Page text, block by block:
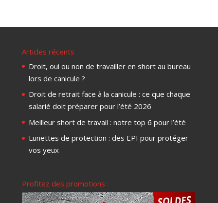
Articles récents
Droit, oui ou non de travailler en short au bureau
lors de canicule ?
Droit de retrait face à la canicule : ce que chaque
salarié doit préparer pour l’été 2026
Meilleur short de travail : notre top 6 pour l’été
Lunettes de protection : des EPI pour protéger
vos yeux
Profitez des promotions :